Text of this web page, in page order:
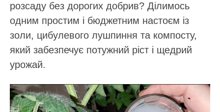
розсаду без дорогих добрив? Ділимось
одним простим і бюджетним настоєм із
золи, цибулевого лушпиння та компосту,
який забезпечує потужний ріст і щедрий
урожай.